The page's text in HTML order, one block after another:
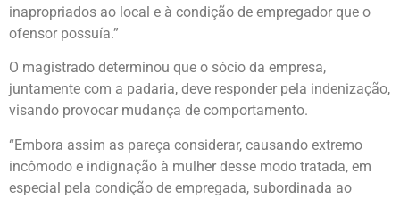
inapropriados ao local e à condição de empregador que o
ofensor possuía.”
O magistrado determinou que o sócio da empresa,
juntamente com a padaria, deve responder pela indenização,
visando provocar mudança de comportamento.
“Embora assim as pareça considerar, causando extremo
incômodo e indignação à mulher desse modo tratada, em
especial pela condição de empregada, subordinada ao